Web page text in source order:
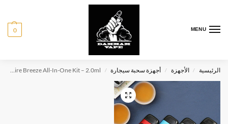
MENU
0
الرئيسية / الأجهزة / أجهزة سحبة سيجارة /
Aspire Breeze All-In-One Kit – 2.0ml